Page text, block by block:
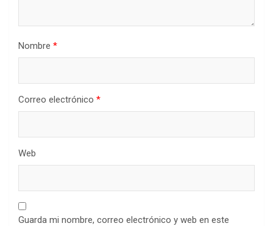
Nombre *
Correo electrónico *
Web
Guarda mi nombre, correo electrónico y web en este